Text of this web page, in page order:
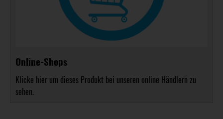
Online-Shops
Klicke hier um dieses Produkt bei unseren online Händlern zu
sehen.